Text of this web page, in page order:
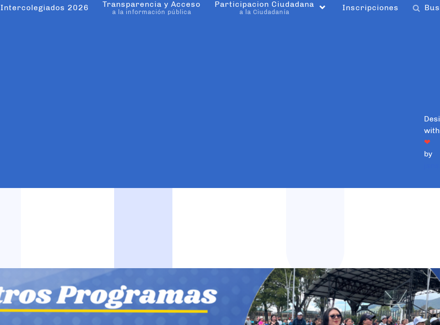
Intercolegiados 2026 Transparencia y Acceso
a la información pública
Participacion Ciudadana
a la Ciudadanía Inscripciones
with
❤
by